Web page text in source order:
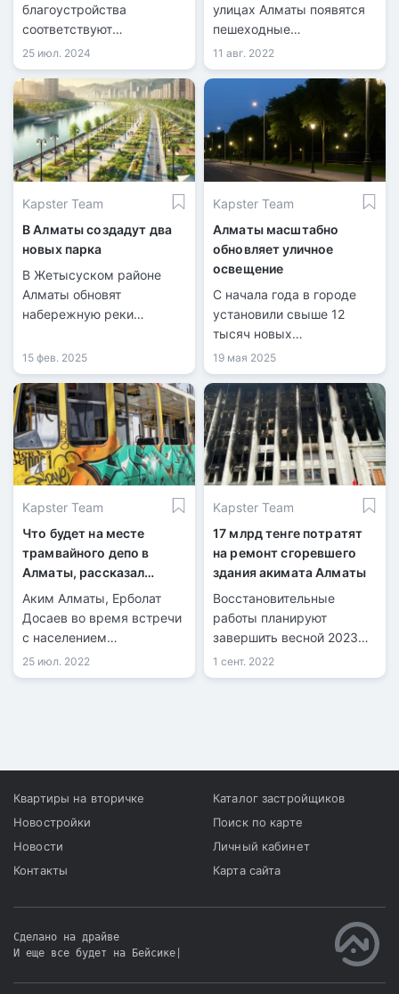
благоустройства
соответствуют
потребностям города и
реализуют идеи
республиканской акции
«Таза Қазақстан».
25 июл. 2024
улицах Алматы появятся
пешеходные
пространства, сообщил на
встрече с жителями
Ауэзовского района
города глава мегаполиса
Ерболат Досаев. Также он
рассказал о планах по
благоустройству
общественных
пространств в районе.
11 авг. 2022
Kapster Team
В Алматы создадут два
новых парка
В Жетысуском районе
Алматы обновят
набережную реки
15 фев. 2025
Kapster Team
Алматы масштабно
обновляет уличное
освещение
С начала года в городе
установили свыше 12
тысяч новых
светильников. Работы
продолжаются в парках,
на тротуарах и ключевых
улицах — всё ради
безопасности и комфорта
горожан.
19 мая 2025
Kapster Team
Что будет на месте
трамвайного депо в
Алматы, рассказал
Досаев
Аким Алматы, Ерболат
Досаев во время встречи
с населением
Алмалинского района
рассказал, что будет на
25 июл. 2022
Kapster Team
17 млрд тенге потратят
на ремонт сгоревшего
здания акимата Алматы
Восстановительные
работы планируют
завершить весной 2023
года.
1 сент. 2022
Квартиры на вторичке
Новостройки
Новости
Контакты
Каталог застройщиков
Поиск по карте
Личный кабинет
Карта сайта
Сделано на драйве
И еще все будет на Бейсике